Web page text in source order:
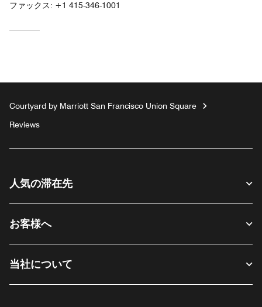
ファックス: +1 415-346-1001
Courtyard by Marriott San Francisco Union Square
Reviews
人気の滞在先
お客様へ
当社について